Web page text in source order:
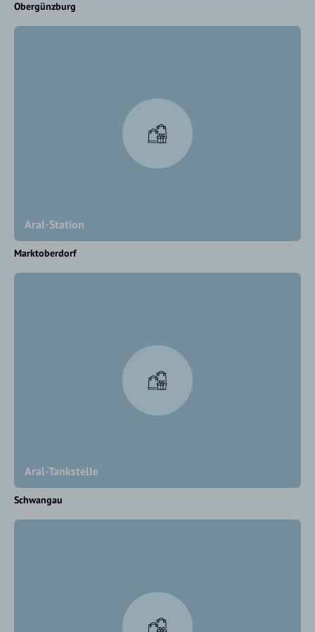
Obergünzburg
Aral-Station
Marktoberdorf
Aral-Tankstelle
Schwangau